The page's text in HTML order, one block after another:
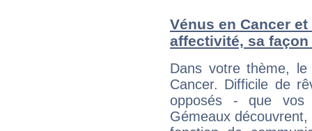
Vénus en Cancer
affectivité, sa
Dans votre thème,
Cancer. Difficile de
opposés - que vos
Gémeaux